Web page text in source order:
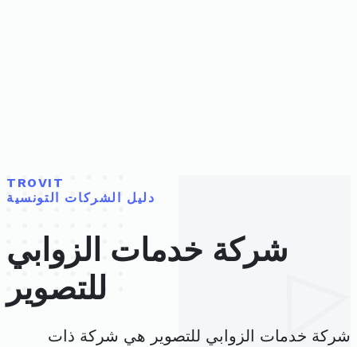
TROVIT
دليل الشركات التونسية
شركة خدمات الزوابي
للتصوير
شركة خدمات الزوابي للتصوير هي شركة ذات